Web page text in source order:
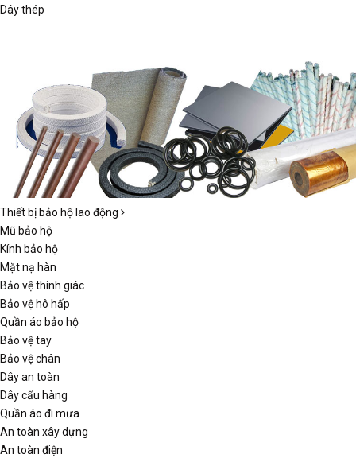
Dây thép
Thiết bị bảo hộ lao động
Mũ bảo hộ
Kính bảo hộ
Mặt nạ hàn
Bảo vệ thính giác
Bảo vệ hô hấp
Quần áo bảo hộ
Bảo vệ tay
Bảo vệ chân
Dây an toàn
Dây cẩu hàng
Quần áo đi mưa
An toàn xây dựng
An toàn điện